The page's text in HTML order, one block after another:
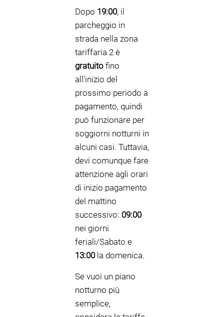
Dopo 19:00, il
parcheggio in
strada nella zona
tariffaria 2 è
gratuito fino
all’inizio del
prossimo periodo a
pagamento, quindi
può funzionare per
soggiorni notturni in
alcuni casi. Tuttavia,
devi comunque fare
attenzione agli orari
di inizio pagamento
del mattino
successivo: 09:00
nei giorni
feriali/Sabato e
13:00la domenica.
Se vuoi un piano
notturno più
semplice,